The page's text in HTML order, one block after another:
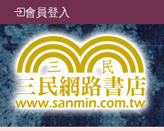
會員登入